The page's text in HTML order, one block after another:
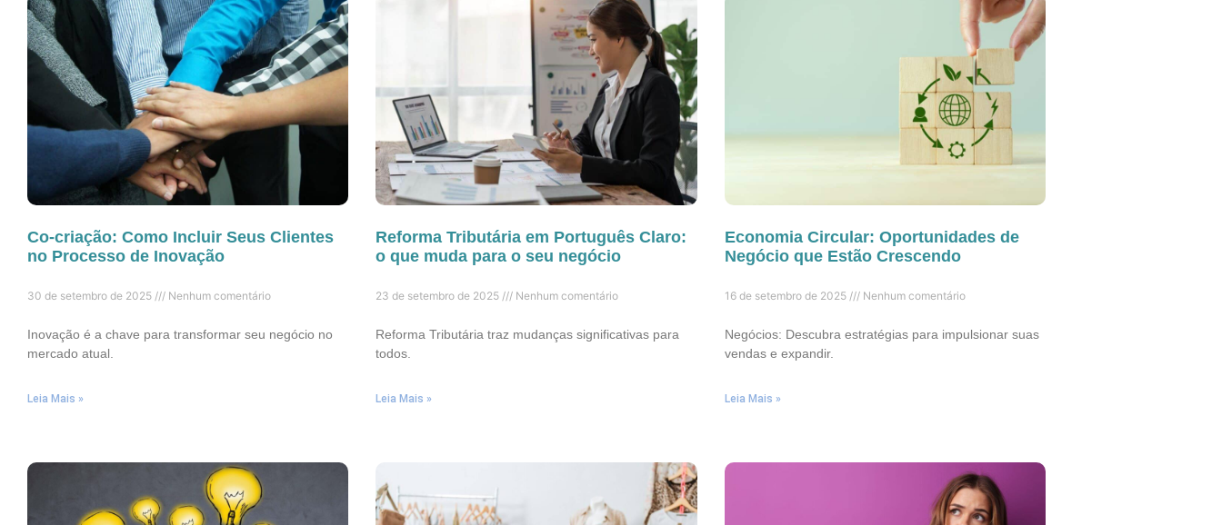
Co-criação: Como Incluir Seus Clientes
no Processo de Inovação
30 de setembro de 2025 Nenhum comentário
Inovação é a chave para transformar seu negócio no
mercado atual.
Leia Mais »
Reforma Tributária em Português Claro:
o que muda para o seu negócio
23 de setembro de 2025 Nenhum comentário
Reforma Tributária traz mudanças significativas para
todos.
Leia Mais »
Economia Circular: Oportunidades de
Negócio que Estão Crescendo
16 de setembro de 2025 Nenhum comentário
Negócios: Descubra estratégias para impulsionar suas
vendas e expandir.
Leia Mais »